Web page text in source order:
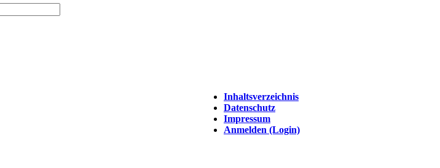
Inhaltsverzeichnis
Datenschutz
Impressum
Anmelden (Login)